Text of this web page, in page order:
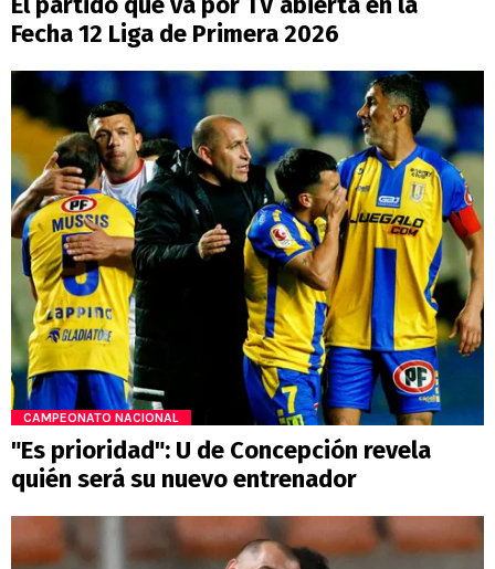
Fecha 12 Liga de Primera 2026
CAMPEONATO NACIONAL
"Es prioridad": U de Concepción revela
quién será su nuevo entrenador